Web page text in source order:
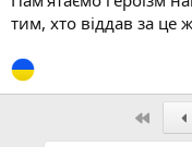
тим, хто віддав за це